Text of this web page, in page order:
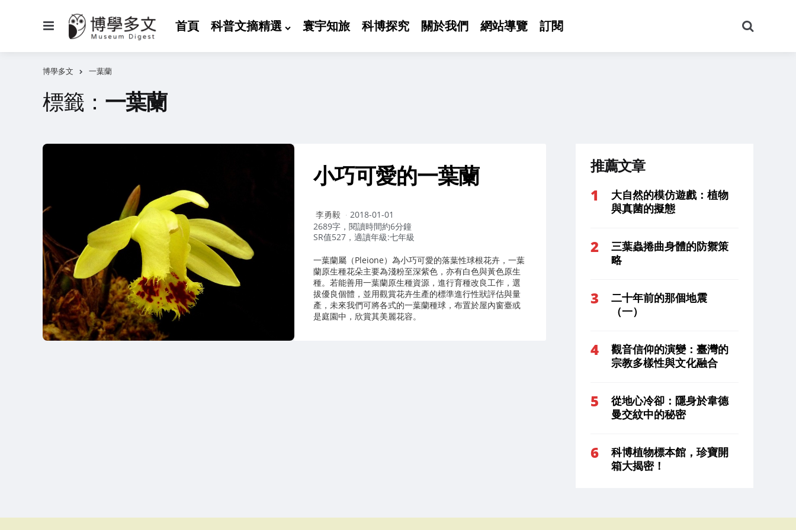
首頁 科普文摘精選 寰宇知旅 科博探究 關於我們 網站導覽 訂閱
尋
博學多文 一葉蘭
標籤： 一葉蘭
小巧可愛的一葉蘭
作
者：
李勇毅
2018-01-01
2689字，閱讀時間約6分鐘
SR值527，適讀年級:七年級
一葉蘭屬（Pleione）為小巧可愛的落葉性球根花卉，一葉
蘭原生種花朵主要為淺粉至深紫色，亦有白色與黃色原生
種。若能善用一葉蘭原生種資源，進行育種改良工作，選
拔優良個體，並用觀賞花卉生產的標準進行性狀評估與量
產，未來我們可將各式的一葉蘭種球，布置於屋內窗臺或
是庭園中，欣賞其美麗花容。
推薦文章
大自然的模仿遊戲：植物
與真菌的擬態
三葉蟲捲曲身體的防禦策
略
二十年前的那個地震
（一）
觀音信仰的演變：臺灣的
宗教多樣性與文化融合
從地心冷卻：隱身於韋德
曼交紋中的秘密
科博植物標本館，珍寶開
箱大揭密！